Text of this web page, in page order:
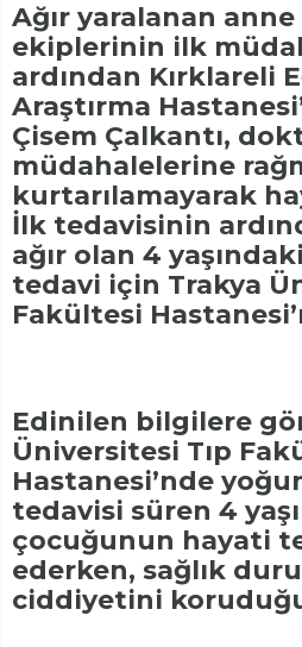
Ağır yaralanan anne
ekiplerinin ilk
ardından Kırklareli
Araştırma
Çisem Çalkantı,
müdahalelerine
kurtarılamayarak
İlk tedavisinin
ağır olan 4
tedavi için Trakya
Fakültesi
Edinilen bilgilere
Üniversitesi Tıp
Hastanesi’nde
tedavisi süren 4
çocuğunun hayati
ederken, sağlık
ciddiyetini